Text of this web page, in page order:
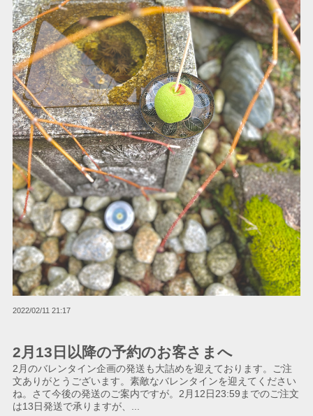
2月13日以降の予約のお客さまへ
2022/02/11 21:17
2月のバレンタイン企画の発送も大詰めを迎えております。ご注
文ありがとうございます。素敵なバレンタインを迎えてください
ね。さて今後の発送のご案内ですが。2月12日23:59までのご注文
は13日発送で承りますが、...